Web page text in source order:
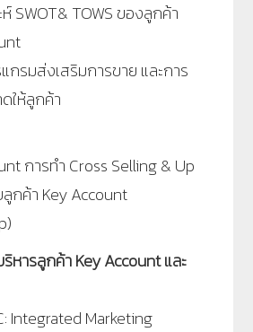
ห์ SWOT& TOWS ของลูกค้า
กรมส่งเสริมการขาย และการ
ให้ลูกค้า
การทำ Cross Selling & Up
กค้า Key Account
หารลูกค้า Key Account และ
Integrated Marketing